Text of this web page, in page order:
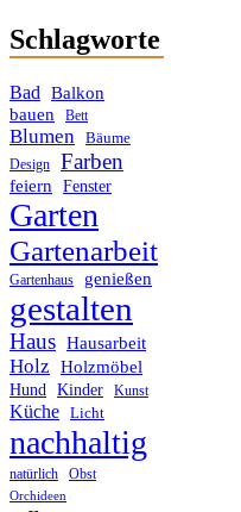
Schlagworte
Bad
Balkon
bauen
Bett
Blumen Bäume
Design Farben
feiern Fenster
Garten
Gartenarbeit
Gartenhaus genießen
gestalten
Haus Hausarbeit
Holz Holzmöbel
Hund Kinder Kunst
Küche Licht
nachhaltig
natürlich Obst
Orchideen